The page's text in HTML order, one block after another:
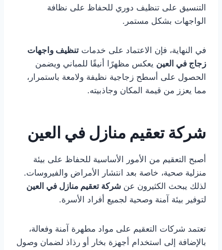
التنسيق على تنظيف دوري للحفاظ على نظافة
الواجهات بشكل مستمر.
في النهاية، فإن الاعتماد على خدمات تنظيف واجهات
زجاج في العين يعكس مظهرًا أنيقًا للمباني ويضمن
الحصول على أسطح زجاجية نظيفة ولامعة باستمرار،
مما يعزز من قيمة المكان وجاذبيته.
شركة تعقيم منازل في العين
أصبح التعقيم من الأمور الأساسية للحفاظ على بيئة
منزلية صحية، خاصة بعد انتشار الأمراض والفيروسات.
لذلك يبحث الكثيرون عن شركة تعقيم منازل في العين
لتوفير بيئة آمنة وصحية لجميع أفراد الأسرة.
تعتمد شركات التعقيم على مواد مطهرة آمنة وفعالة،
بالإضافة إلى استخدام أجهزة بخار أو رذاذ لضمان وصول